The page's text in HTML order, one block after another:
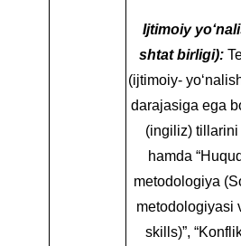
Ijtimoiy
shtat birligi):
(ijtimoiy-
darajasiga ega
(ingiliz)
hamda
metodologiya
metodologiyasi
skills)”,